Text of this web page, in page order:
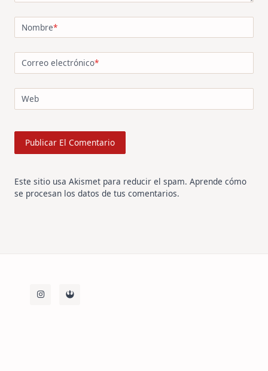
Nombre*
Correo electrónico*
Web
Este sitio usa Akismet para reducir el spam. Aprende cómo
se procesan los datos de tus comentarios.